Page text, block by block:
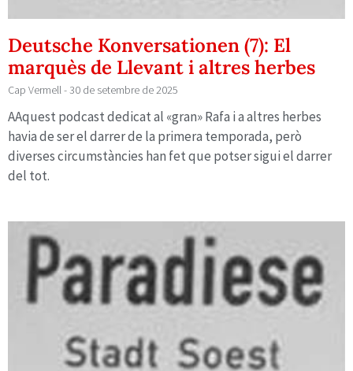
Deutsche Konversationen (7): El
marquès de Llevant i altres herbes
Cap Vermell 30 de setembre de 2025
AAquest podcast dedicat al «gran» Rafa i a altres herbes
havia de ser el darrer de la primera temporada, però
diverses circumstàncies han fet que potser sigui el darrer
del tot.